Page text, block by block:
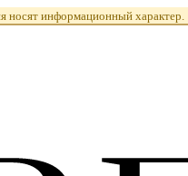
носят информационный характер.